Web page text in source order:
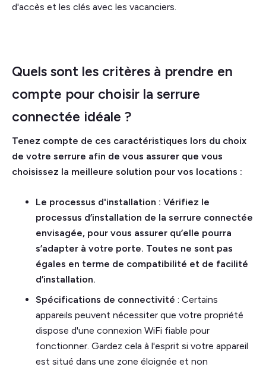
d'accès et les clés avec les vacanciers.
Quels sont les critères à prendre en
compte pour choisir la serrure
connectée idéale ?
Tenez compte de ces caractéristiques lors du choix
de votre serrure afin de vous assurer que vous
choisissez la meilleure solution pour vos locations :
Le processus d'installation : Vérifiez le
processus d’installation de la serrure connectée
envisagée, pour vous assurer qu’elle pourra
s’adapter à votre porte. Toutes ne sont pas
égales en terme de compatibilité et de facilité
d’installation.
Spécifications de connectivité : Certains
appareils peuvent nécessiter que votre propriété
dispose d'une connexion WiFi fiable pour
fonctionner. Gardez cela à l'esprit si votre appareil
est situé dans une zone éloignée et non